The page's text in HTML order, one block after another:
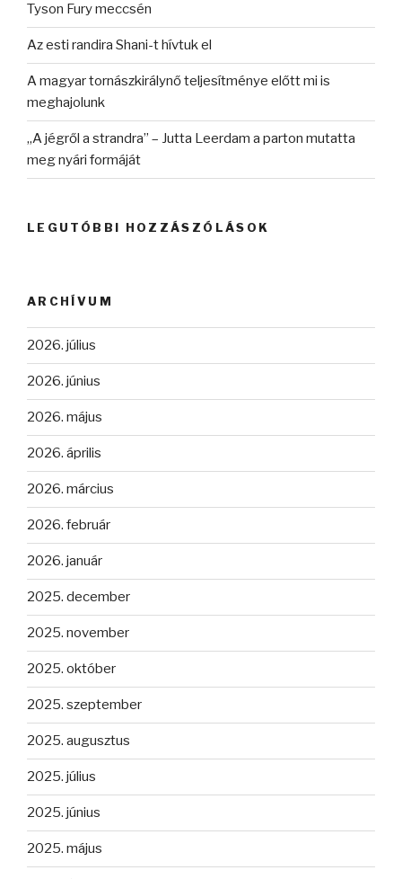
Tyson Fury meccsén
Az esti randira Shani-t hívtuk el
A magyar tornászkirálynő teljesítménye előtt mi is
meghajolunk
„A jégről a strandra” – Jutta Leerdam a parton mutatta
meg nyári formáját
LEGUTÓBBI HOZZÁSZÓLÁSOK
ARCHÍVUM
2026. július
2026. június
2026. május
2026. április
2026. március
2026. február
2026. január
2025. december
2025. november
2025. október
2025. szeptember
2025. augusztus
2025. július
2025. június
2025. május